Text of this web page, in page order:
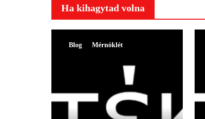
Ha kihagytad volna
Blog Mérnöklét